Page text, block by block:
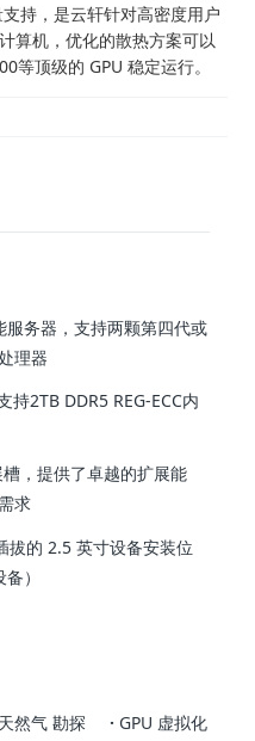
持，是云轩针对高密度用户
算机，优化的散热方案可以
顶级的 GPU 稳定运行。
服务器，支持两颗第四代或
理器
2TB DDR5 REG-ECC内
，提供了卓越的扩展能
求
拔的 2.5 英寸设备安装位
）
然气 勘探 · GPU 虚拟化